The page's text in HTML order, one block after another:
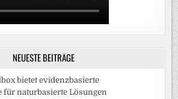
NEUESTE BEITRÄGE
bietet evidenzbasierte
für naturbasierte Lösungen